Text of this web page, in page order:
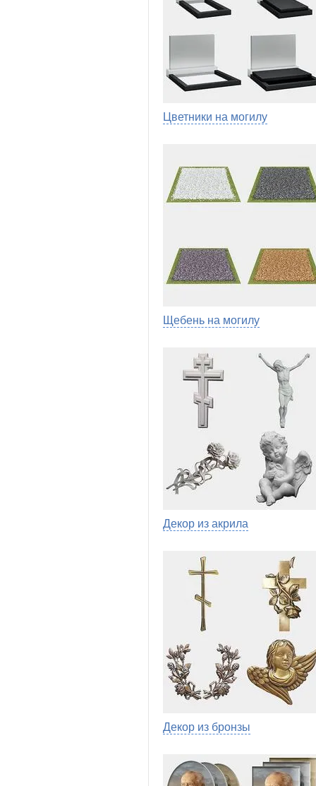
Цветники на могилу
Щебень на могилу
Декор из акрила
Декор из бронзы